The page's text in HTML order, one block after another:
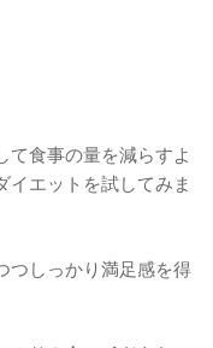
食事の量を減らすよ
イエットを試してみま
つしっかり満足感を得